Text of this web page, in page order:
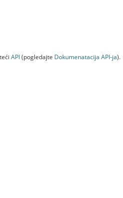
API(pogledajte Dokumenаtаcijа API-jа).